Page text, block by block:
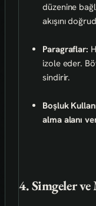
düzenine
akışını
Paragraflar:
izole eder.
sindirir.
Boşluk
alma alanı
4. Simgeler